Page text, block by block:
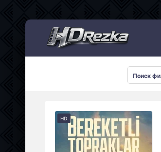
HD
Мультсериалы